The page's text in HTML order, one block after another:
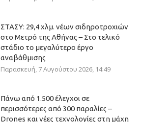
ΣΤΑΣΥ: 29,4 χλμ. νέων σιδηροτροχιών
στο Μετρό της Αθήνας – Στο τελικό
στάδιο το μεγαλύτερο έργο
αναβάθμισης
Παρασκευή, 7 Αυγούστου 2026, 14:49
Πάνω από 1.500 έλεγχοι σε
περισσότερες από 300 παραλίες –
Drones και νέες τεχνολογίες στη μάχη